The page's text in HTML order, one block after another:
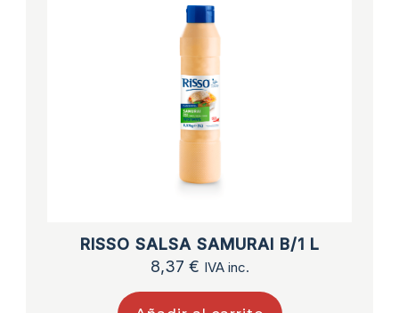
RISSO SALSA SAMURAI B/1 L
8,37 € IVA inc.